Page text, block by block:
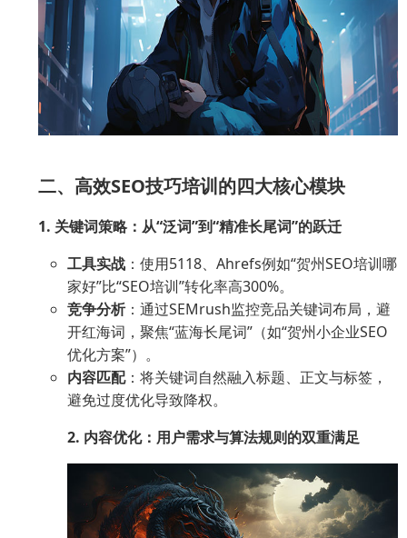
二、高效SEO技巧培训的四大核心模块
1. 关键词策略：从“泛词”到“精准长尾词”的跃迁
工具实战 ：使用5118、Ahrefs例如“贺州SEO培训哪
家好”比“SEO培训”转化率高300%。
竞争分析：通过SEMrush监控竞品关键词布局，避
开红海词，聚焦“蓝海长尾词”（如“贺州小企业SEO
优化方案”）。
内容匹配：将关键词自然融入标题、正文与标签，
避免过度优化导致降权。
2. 内容优化：用户需求与算法规则的双重满足